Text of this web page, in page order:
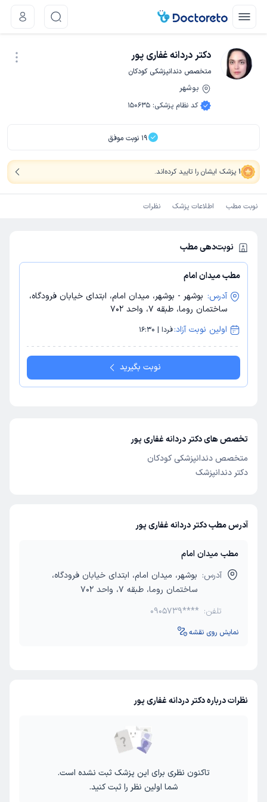
دکتر دردانه غفاری پور
متخصص دندانپزشکی کودکان
بوشهر
کد نظام پزشکی:
150635
19 نوبت موفق
1 پزشک ایشان را تایید کرده‌اند.
نوبت مطب اطلاعات پزشک نظرات
نوبت‌دهی مطب
مطب میدان امام
آدرس: بوشهر - بوشهر، میدان امام، ابتدای خیابان فرودگاه،
ساختمان روما، طبقه 7، واحد 702
اولین نوبت آزاد:فردا | 16:30
نوبت بگیرید
تخصص های دکتر دردانه غفاری پور
متخصص دندانپزشکی کودکان
دکتر دندانپزشک
آدرس مطب دکتر دردانه غفاری پور
مطب میدان امام
آدرس: بوشهر، میدان امام، ابتدای خیابان فرودگاه،
ساختمان روما، طبقه 7، واحد 702
تلفن: 0905739****
نمایش روی نقشه
نظرات درباره دکتر دردانه غفاری پور
تاکنون نظری برای این پزشک ثبت نشده است.
شما اولین نظر را ثبت کنید.